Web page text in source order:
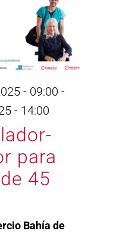
para
45
- 09:00 -
- 14:00
Bahía de